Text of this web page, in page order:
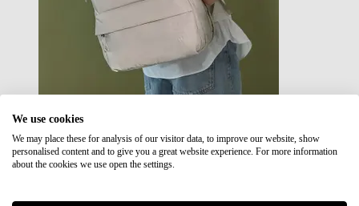
Japan RE lite
Sale
We use cookies
We may place these for analysis of our visitor data, to improve our website, show
personalised content and to give you a great website experience. For more information
about the cookies we use open the settings.